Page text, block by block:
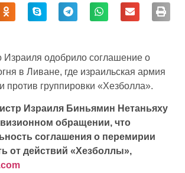
Израиля одобрило соглашение о
в Ливане, где израильская армия
против группировки «Хезболла».
Израиля Биньямин Нетаньяху
обращении, что
соглашения о перемирии
от действий «Хезболлы»,